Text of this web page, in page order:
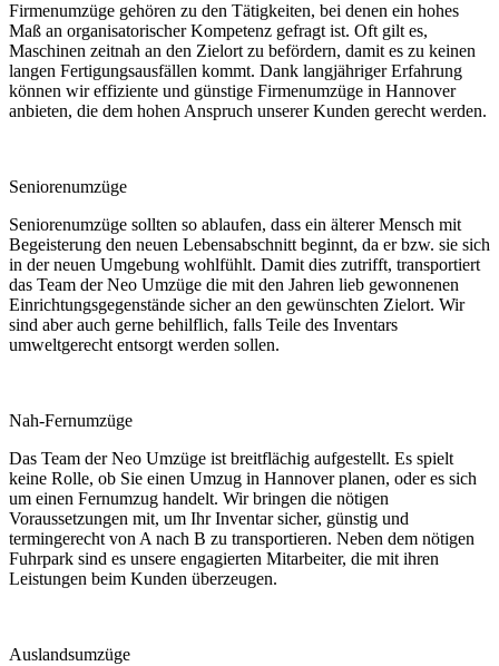
Firmenumzüge gehören zu den Tätigkeiten, bei denen ein hohes
Maß an organisatorischer Kompetenz gefragt ist. Oft gilt es,
Maschinen zeitnah an den Zielort zu befördern, damit es zu keinen
langen Fertigungsausfällen kommt. Dank langjähriger Erfahrung
können wir effiziente und günstige Firmenumzüge in Hannover
anbieten, die dem hohen Anspruch unserer Kunden gerecht werden.
Seniorenumzüge
Seniorenumzüge sollten so ablaufen, dass ein älterer Mensch mit
Begeisterung den neuen Lebensabschnitt beginnt, da er bzw. sie sich
in der neuen Umgebung wohlfühlt. Damit dies zutrifft, transportiert
das Team der Neo Umzüge die mit den Jahren lieb gewonnenen
Einrichtungsgegenstände sicher an den gewünschten Zielort. Wir
sind aber auch gerne behilflich, falls Teile des Inventars
umweltgerecht entsorgt werden sollen.
Nah-Fernumzüge
Das Team der Neo Umzüge ist breitflächig aufgestellt. Es spielt
keine Rolle, ob Sie einen Umzug in Hannover planen, oder es sich
um einen Fernumzug handelt. Wir bringen die nötigen
Voraussetzungen mit, um Ihr Inventar sicher, günstig und
termingerecht von A nach B zu transportieren. Neben dem nötigen
Fuhrpark sind es unsere engagierten Mitarbeiter, die mit ihren
Leistungen beim Kunden überzeugen.
Auslandsumzüge